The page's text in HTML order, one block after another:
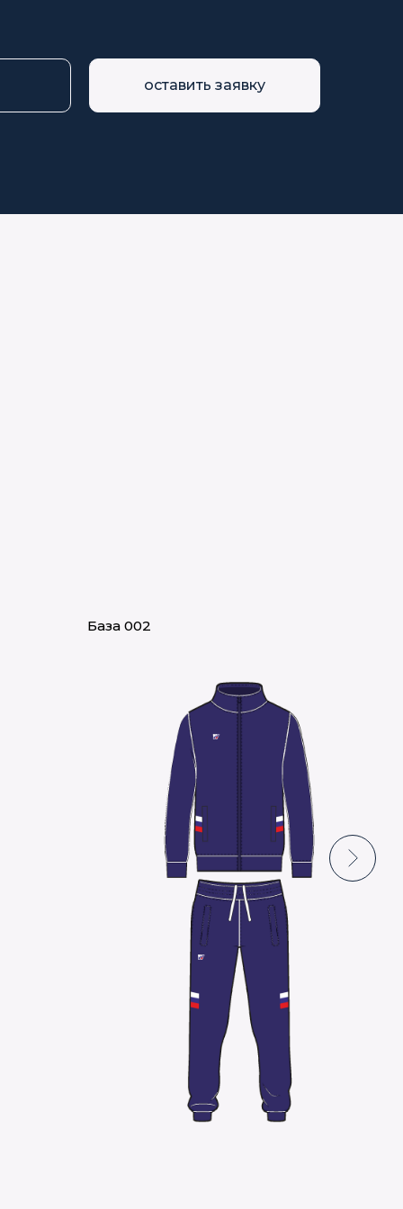
оставить заявку
База 002